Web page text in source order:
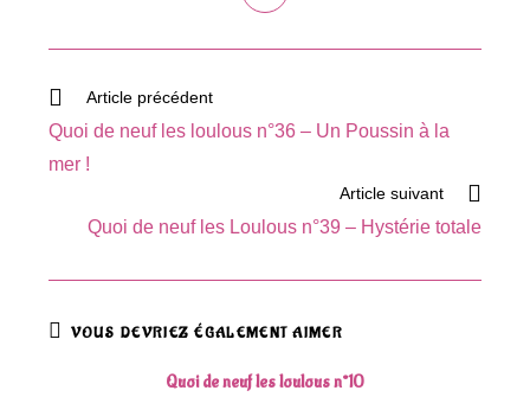
dans
autre
Read
articles
Article précédent
Quoi de neuf les loulous n°36 – Un Poussin à la
mer !
Article suivant
Quoi de neuf les Loulous n°39 – Hystérie totale
VOUS DEVRIEZ ÉGALEMENT AIMER
Quoi de neuf les loulous n°10